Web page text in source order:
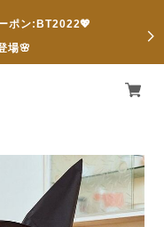
ポン:BT2022💖
場🌸